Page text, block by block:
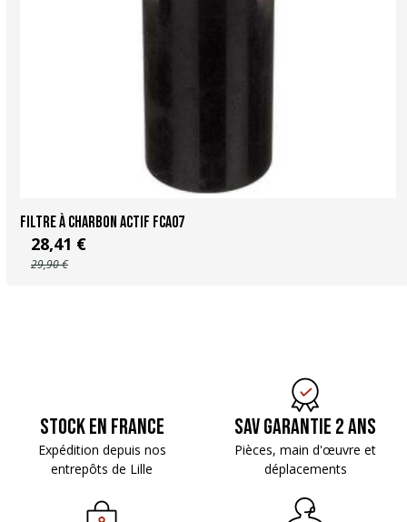
Filtre à charbon actif FCA07
28,41 €
29,90 €
Stock en France
Expédition depuis nos
entrepôts de Lille
SAV Garantie 2 ans
Pièces, main d'œuvre et
déplacements